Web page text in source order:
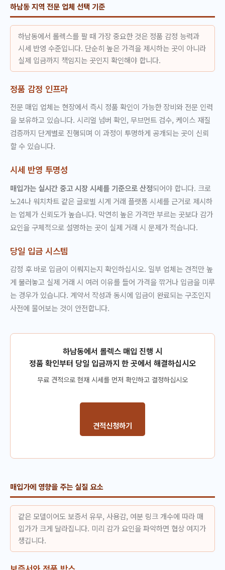
하남동 지역 전문 업체 선택 기준
하남동에서 롤렉스를 팔 때 가장 중요한 것은 정품 감정 능력과
시세 반영 수준입니다. 단순히 높은 가격을 제시하는 곳이 아니라
실제 입금까지 책임지는 곳인지 확인해야 합니다.
정품 감정 인프라
전문 매입 업체는 현장에서 즉시 정품 확인이 가능한 장비와 전문 인력
을 보유하고 있습니다. 시리얼 넘버 확인, 무브먼트 검수, 케이스 재질
검증까지 단계별로 진행되며 이 과정이 투명하게 공개되는 곳이 신뢰
할 수 있습니다.
시세 반영 투명성
매입가는 실시간 중고 시장 시세를 기준으로 산정되어야 합니다. 크로
노24나 워치차트 같은 글로벌 시계 거래 플랫폼 시세를 근거로 제시하
는 업체가 신뢰도가 높습니다. 막연히 높은 가격만 부르는 곳보다 감가
요인을 구체적으로 설명하는 곳이 실제 거래 시 문제가 적습니다.
당일 입금 시스템
감정 후 바로 입금이 이뤄지는지 확인하십시오. 일부 업체는 견적만 높
게 불러놓고 실제 거래 시 여러 이유를 들어 가격을 깎거나 입금을 미루
는 경우가 있습니다. 계약서 작성과 동시에 입금이 완료되는 구조인지
사전에 물어보는 것이 안전합니다.
하남동에서 롤렉스 매입 진행 시
정품 확인부터 당일 입금까지 한 곳에서 해결하십시오
무료 견적으로 현재 시세를 먼저 확인하고 결정하십시오
견적신청하기
매입가에 영향을 주는 실질 요소
같은 모델이어도 보증서 유무, 사용감, 여분 링크 개수에 따라 매
입가가 크게 달라집니다. 미리 감가 요인을 파악하면 협상 여지가
생깁니다.